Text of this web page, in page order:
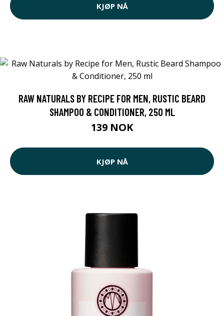
KJØP NÅ
RAW NATURALS BY RECIPE FOR MEN, RUSTIC BEARD
SHAMPOO & CONDITIONER, 250 ML
139 NOK
KJØP NÅ